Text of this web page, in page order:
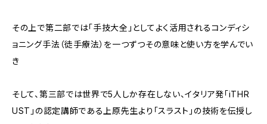
その上で第二部では「手技大全」としてよく活用されるコンディシ
ョニング手法（徒手療法）を一つずつその意味と使い方を学んでい
き
そして、第三部では世界で5人しか存在しない、イタリア発「iTHR
UST」の認定講師である上原先生より「スラスト」の技術を伝授し